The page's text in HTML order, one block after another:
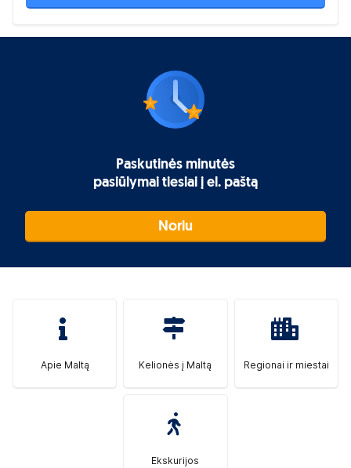
Paskutinės minutės
pasiūlymai tiesiai į el. paštą
Noriu
Apie Maltą Kelionės į Maltą Regionai ir miestai
Ekskurijos